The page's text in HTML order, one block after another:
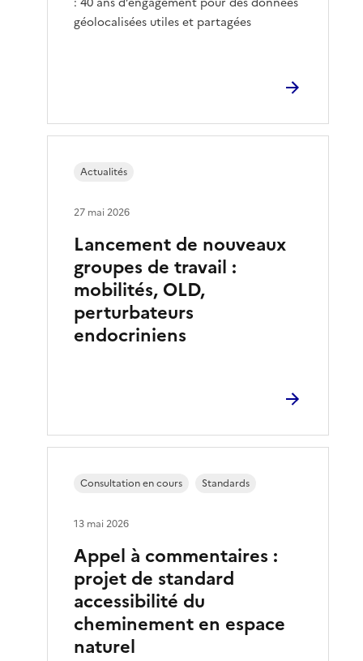
géolocalisées utiles et partagées
Lancement de nouveaux
groupes de travail :
mobilités, OLD,
perturbateurs
endocriniens
Actualités
27 mai 2026
Appel à commentaires :
projet de standard
accessibilité du
cheminement en espace
naturel
Consultation en cours Standards
13 mai 2026